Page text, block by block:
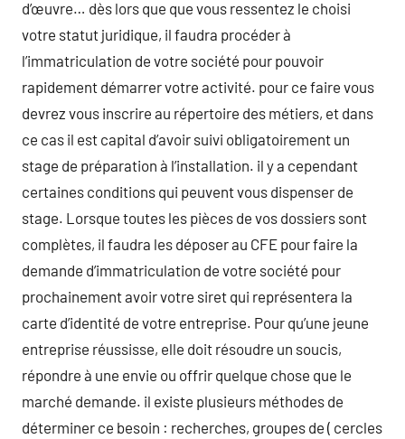
d’œuvre… dès lors que que vous ressentez le choisi
votre statut juridique, il faudra procéder à
l’immatriculation de votre société pour pouvoir
rapidement démarrer votre activité. pour ce faire vous
devrez vous inscrire au répertoire des métiers, et dans
ce cas il est capital d’avoir suivi obligatoirement un
stage de préparation à l’installation. il y a cependant
certaines conditions qui peuvent vous dispenser de
stage. Lorsque toutes les pièces de vos dossiers sont
complètes, il faudra les déposer au CFE pour faire la
demande d’immatriculation de votre société pour
prochainement avoir votre siret qui représentera la
carte d’identité de votre entreprise. Pour qu’une jeune
entreprise réussisse, elle doit résoudre un soucis,
répondre à une envie ou offrir quelque chose que le
marché demande. il existe plusieurs méthodes de
déterminer ce besoin : recherches, groupes de ( cercles